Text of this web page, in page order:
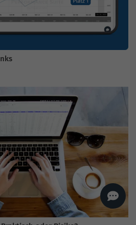
Sales Manager
Hallo, willkommen bei